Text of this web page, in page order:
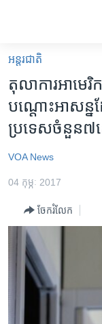
គេហទំព័រ​
ទាក់ទង
រំលង​
និង​
ចូល​
ទំព័រ​
ព័ត៌មាន​​
រំលង​
អន្តរជាតិ
ព្រឹត្តិការណ៍ព័ត៌មាន
ទូរទស្សន៍ / វីដេអូ​
វិទ្យុ / ផតខាសថ៍
កម្មវិធីទាំងអស់
អន្តរជាតិ
តុលាការ​អាមេ
បណ្តោះអាសន្
ប្រទេស​ចំនួន​៧​
VOA News
04 កុម្ភៈ 2017
ចែករំលែក